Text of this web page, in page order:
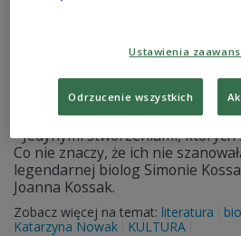
"Interesem Simony był
- Jedynymi stworzeniami, których
Co nie znaczy, że ich nie
legendarnej biolog Simonie
Joanna Kossak.
Zobacz więcej na temat: literatura
Katarzyna Nowak
KULTURA
Ustawienia
Odrzucenie wszystkich